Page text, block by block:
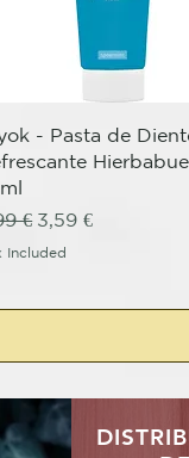
Quick View
- Pasta de
Price
€ Sale Price
3,59 €
Included